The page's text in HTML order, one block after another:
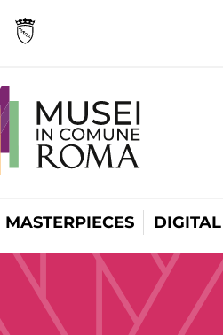
MASTERPIECES